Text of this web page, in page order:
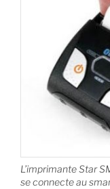
L’imprimante Star
se connecte au